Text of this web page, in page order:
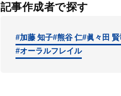
記事作成者で探す
#加藤 知子#熊谷 仁#眞々田 賢
#オーラルフレイル